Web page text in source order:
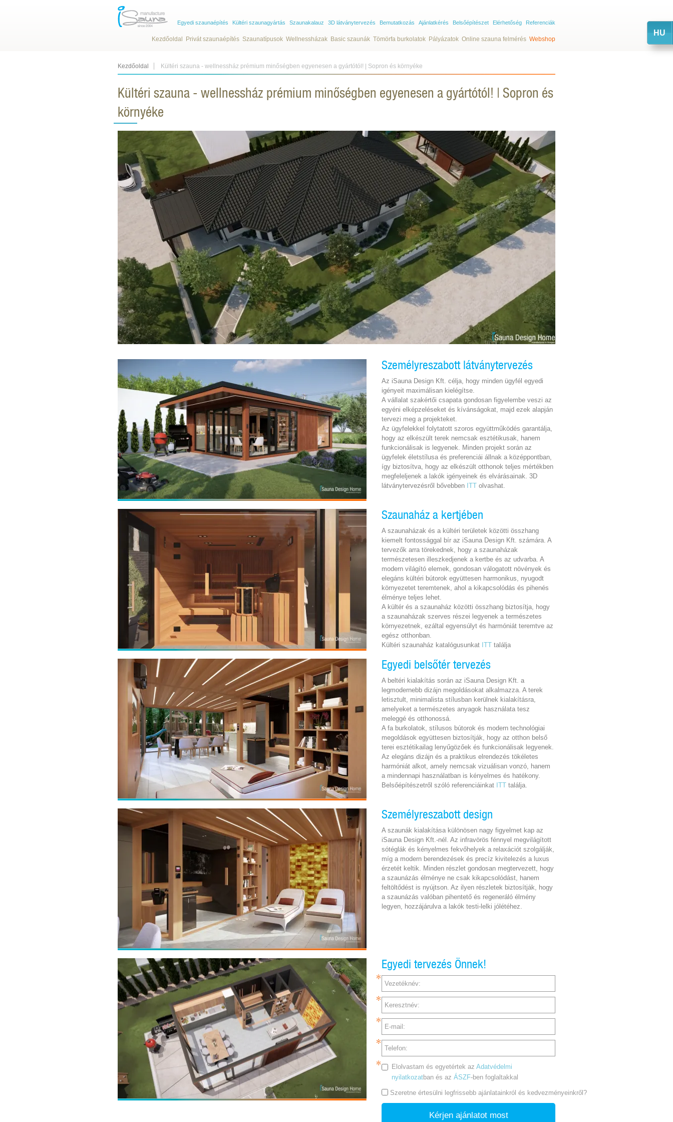
Egyedi szaunaépítés Kültéri szaunagyártás Szaunakalauz 3D látványtervezés Bemutatkozás Ajánlatkérés Belsőépítészet Elérhetőség Referenciák
Kezdőoldal Privát szaunaépítés Szaunatípusok Wellnessházak Basic szaunák Tömörfa burkolatok Pályázatok Online szauna felmérés Webshop
Kezdőoldal Kültéri szauna - wellnessház prémium minőségben egyenesen a gyártótól! | Sopron és környéke
Kültéri szauna - wellnessház prémium minőségben egyenesen a gyártótól! | Sopron és
környéke
Személyreszabott látványtervezés
Az iSauna Design Kft. célja, hogy minden ügyfél egyedi
igényeit maximálisan kielégítse.
A vállalat szakértői csapata gondosan figyelembe veszi az
egyéni elképzeléseket és kívánságokat, majd ezek alapján
tervezi meg a projekteket.
Az ügyfelekkel folytatott szoros együttműködés garantálja,
hogy az elkészült terek nemcsak esztétikusak, hanem
funkcionálisak is legyenek. Minden projekt során az
ügyfelek életstílusa és preferenciái állnak a középpontban,
így biztosítva, hogy az elkészült otthonok teljes mértékben
megfeleljenek a lakók igényeinek és elvárásainak. 3D
látványtervezésről bővebben ITTolvashat.
Szaunaház a kertjében
A szaunaházak és a kültéri területek közötti összhang
kiemelt fontossággal bír az iSauna Design Kft. számára. A
tervezők arra törekednek, hogy a szaunaházak
természetesen illeszkedjenek a kertbe és az udvarba. A
modern világító elemek, gondosan válogatott növények és
elegáns kültéri bútorok együttesen harmonikus, nyugodt
környezetet teremtenek, ahol a kikapcsolódás és pihenés
élménye teljes lehet.
A kültér és a szaunaház közötti összhang biztosítja, hogy
a szaunaházak szerves részei legyenek a természetes
környezetnek, ezáltal egyensúlyt és harmóniát teremtve az
egész otthonban.
Kültéri szaunaház katalógusunkat ITT találja
Egyedi belsőtér tervezés
A beltéri kialakítás során az iSauna Design Kft. a
legmodernebb dizájn megoldásokat alkalmazza. A terek
letisztult, minimalista stílusban kerülnek kialakításra,
amelyeket a természetes anyagok használata tesz
meleggé és otthonossá.
A fa burkolatok, stílusos bútorok és modern technológiai
megoldások együttesen biztosítják, hogy az otthon belső
terei esztétikailag lenyűgözőek és funkcionálisak legyenek.
Az elegáns dizájn és a praktikus elrendezés tökéletes
harmóniát alkot, amely nemcsak vizuálisan vonzó, hanem
a mindennapi használatban is kényelmes és hatékony.
Belsőépítészetről szóló referenciáinkat ITT találja.
Személyreszabott design
A szaunák kialakítása különösen nagy figyelmet kap az
iSauna Design Kft.-nél. Az infravörös fénnyel megvilágított
sótéglák és kényelmes fekvőhelyek a relaxációt szolgálják,
míg a modern berendezések és precíz kivitelezés a luxus
érzetét keltik. Minden részlet gondosan megtervezett, hogy
a szaunázás élménye ne csak kikapcsolódást, hanem
feltöltődést is nyújtson. Az ilyen részletek biztosítják, hogy
a szaunázás valóban pihentető és regeneráló élmény
legyen, hozzájárulva a lakók testi-lelki jólétéhez.
Egyedi tervezés Önnek!
Vezetéknév:
Keresztnév:
E-mail:
Telefon:
Elolvastam és egyetértek azAdatvédelmi
nyilatkozatban és azÁSZF-ben foglaltakkal
Szeretne értesülni legfrissebb ajánlatainkról és kedvezményeinkről?
Kérjen ajánlatot most
HU